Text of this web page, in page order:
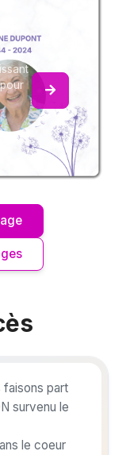
faisons part
survenu le
le coeur